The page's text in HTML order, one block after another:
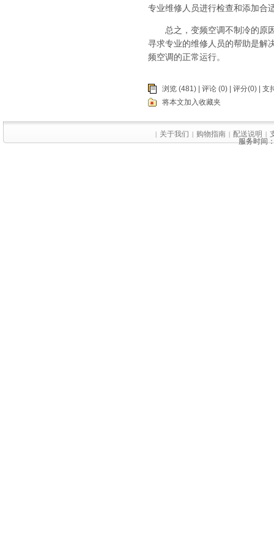
专业维修人员进行检查和添加合
总之，变频空调不制冷的原因
寻求专业的维修人员的帮助是解
频空调的正常运行。
浏览 (481) | 评论 (0) | 评分(0) | 支
将本文加入收藏夹
服务时间
| 关于我们 | 购物指南 | 配送说明 |